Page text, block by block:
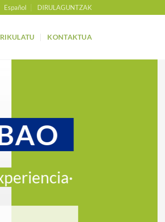
Español DIRULAGUNTZAK
KONTAKTUA